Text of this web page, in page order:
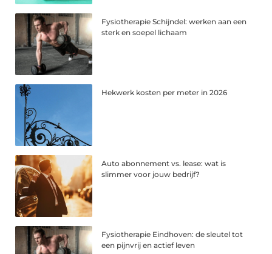
Fysiotherapie Schijndel: werken aan een
sterk en soepel lichaam
Hekwerk kosten per meter in 2026
Auto abonnement vs. lease: wat is
slimmer voor jouw bedrijf?
Fysiotherapie Eindhoven: de sleutel tot
een pijnvrij en actief leven